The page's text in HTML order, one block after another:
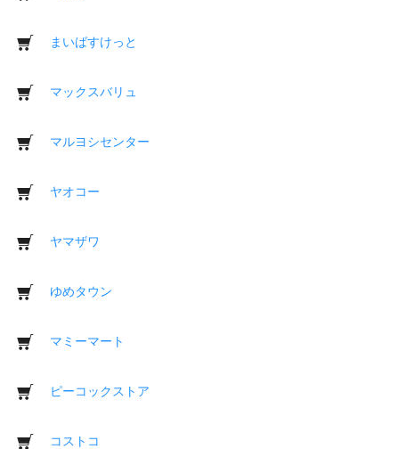
まいばすけっと
マックスバリュ
マルヨシセンター
ヤオコー
ヤマザワ
ゆめタウン
マミーマート
ピーコックストア
コストコ